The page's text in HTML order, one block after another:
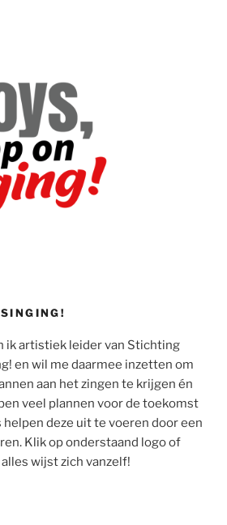
ik artistiek leider van Stichting
en wil me daarmee inzetten om
aan het zingen te krijgen én
veel plannen voor de toekomst
deze uit te voeren door een
Klik op onderstaand logo of
wijst zich vanzelf!